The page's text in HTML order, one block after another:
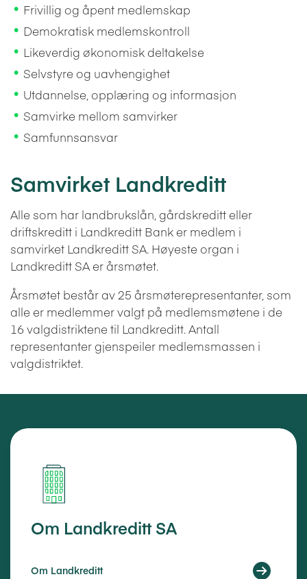
Frivillig og åpent medlemskap
Demokratisk medlemskontroll
Likeverdig økonomisk deltakelse
Selvstyre og uavhengighet
Utdannelse, opplæring og informasjon
Samvirke mellom samvirker
Samfunnsansvar
Samvirket Landkreditt
Alle som har landbrukslån, gårdskreditt eller
driftskreditt i Landkreditt Bank er medlem i
samvirket Landkreditt SA. Høyeste organ i
Landkreditt SA er årsmøtet.
Årsmøtet består av 25 årsmøterepresentanter, som
alle er medlemmer valgt på medlemsmøtene i de
16 valgdistriktene til Landkreditt. Antall
representanter gjenspeiler medlemsmassen i
valgdistriktet.
Om Landkreditt SA
Om Landkreditt